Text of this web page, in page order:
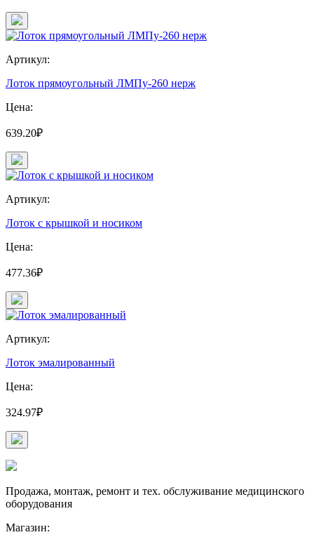
Артикул:
Лоток прямоугольный ЛМПу-260 нерж
Цена:
639.20₽
Артикул:
Лоток с крышкой и носиком
Цена:
477.36₽
Артикул:
Лоток эмалированный
Цена:
324.97₽
Продажа, монтаж, ремонт и тех. обслуживание медицинского
оборудования
Магазин: